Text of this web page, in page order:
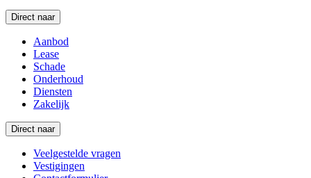
Direct naar
Aanbod
Lease
Schade
Onderhoud
Diensten
Zakelijk
Direct naar
Veelgestelde vragen
Vestigingen